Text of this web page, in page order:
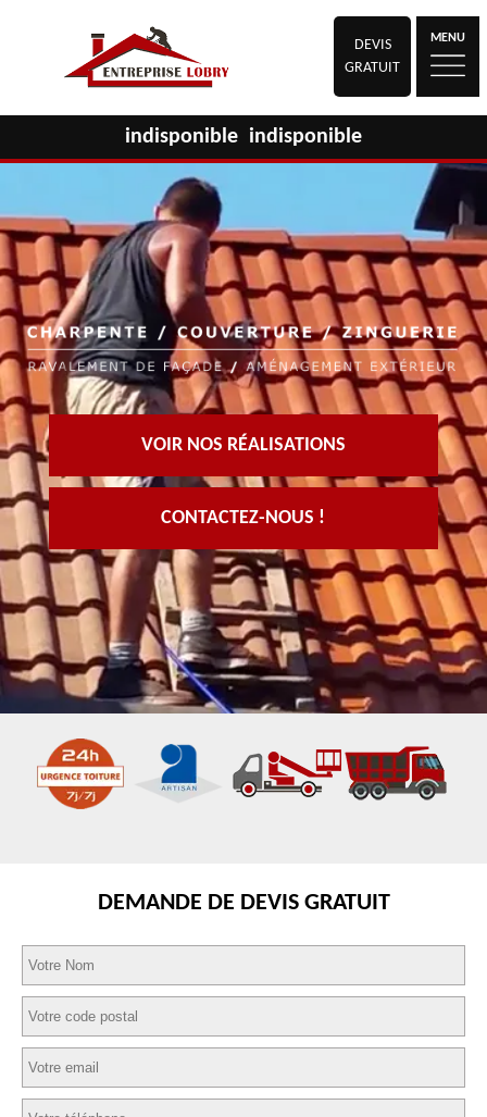
DEVIS
GRATUIT
MENU
indisponible indisponible
VOIR NOS RÉALISATIONS
CONTACTEZ-NOUS !
DEMANDE DE DEVIS GRATUIT